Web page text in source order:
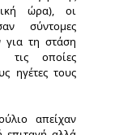
ώρα), οι
σύντομες
για τη στάση
τις οποίες
ηγέτες τους
απείχαν